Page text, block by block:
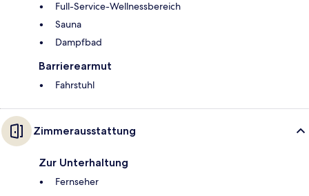
Full-Service-Wellnessbereich
Sauna
Dampfbad
Barrierearmut
Fahrstuhl
Zimmerausstattung
Zur Unterhaltung
Fernseher